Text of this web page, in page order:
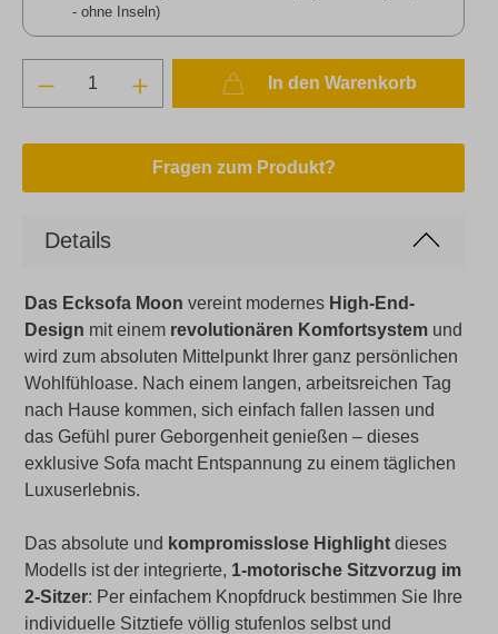
- ohne Inseln)
In den Warenkorb
Fragen zum Produkt?
Details
Das Ecksofa Moon vereint modernes High-End-
Design mit einem revolutionären Komfortsystem und
wird zum absoluten Mittelpunkt Ihrer ganz persönlichen
Wohlfühloase. Nach einem langen, arbeitsreichen Tag
nach Hause kommen, sich einfach fallen lassen und
das Gefühl purer Geborgenheit genießen – dieses
exklusive Sofa macht Entspannung zu einem täglichen
Luxuserlebnis.
Das absolute und kompromisslose Highlight dieses
Modells ist der integrierte, 1-motorische Sitzvorzug im
2-Sitzer: Per einfachem Knopfdruck bestimmen Sie Ihre
individuelle Sitztiefe völlig stufenlos selbst und